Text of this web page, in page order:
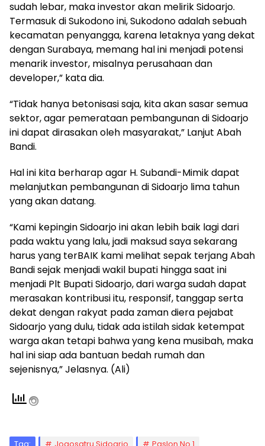
sudah lebar, maka investor akan melirik Sidoarjo.
Termasuk di Sukodono ini, Sukodono adalah sebuah
kecamatan penyangga, karena letaknya yang dekat
dengan Surabaya, memang hal ini menjadi potensi
menarik investor, misalnya perusahaan dan
developer,” kata dia.
“Tidak hanya betonisasi saja, kita akan sasar semua
sektor, agar pemerataan pembangunan di Sidoarjo
ini dapat dirasakan oleh masyarakat,” Lanjut Abah
Bandi.
Hal ini kita berharap agar H. Subandi-Mimik dapat
melanjutkan pembangunan di Sidoarjo lima tahun
yang akan datang.
“Kami kepingin Sidoarjo ini akan lebih baik lagi dari
pada waktu yang lalu, jadi maksud saya sekarang
harus yang terBAIK kami melihat sepak terjang Abah
Bandi sejak menjadi wakil bupati hingga saat ini
menjadi Plt Bupati Sidoarjo, dari warga sudah dapat
merasakan kontribusi itu, responsif, tanggap serta
dekat dengan rakyat pada zaman diera pejabat
Sidoarjo yang dulu, tidak ada istilah sidak ketempat
warga akan tetapi bahwa yang kena musibah, maka
hal ini siap ada bantuan bedah rumah dan
sejenisnya,” Jelasnya. (Ali)